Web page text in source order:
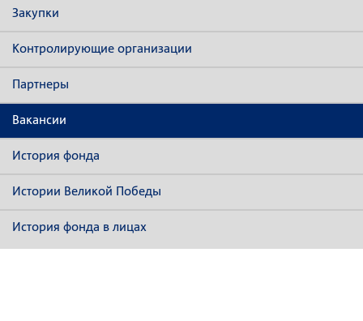
Закупки
Контролирующие организации
Партнеры
Вакансии
История фонда
Истории Великой Победы
История фонда в лицах